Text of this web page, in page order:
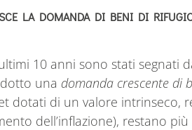
LA DOMANDA DI BENI DI
10 anni sono stati segnati
una domanda crescente di
dotati di un valore intrinseco,
dell’inflazione), restano